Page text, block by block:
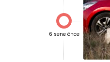

6 sene önce